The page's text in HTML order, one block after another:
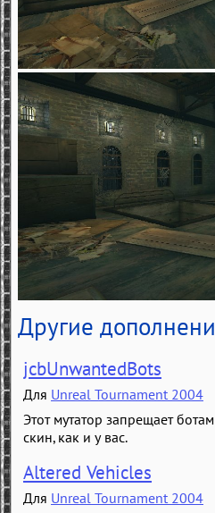
Другие
jcbUnwantedBots
Для Unreal Tournament 2004
Этот мутатор запрещает
скин, как и у вас.
Altered Vehicles
Для Unreal Tournament 2004